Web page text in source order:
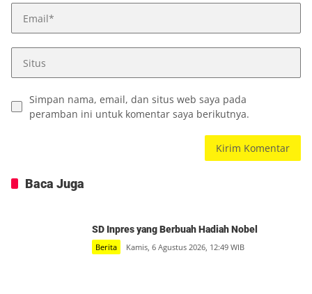
Simpan nama, email, dan situs web saya pada
peramban ini untuk komentar saya berikutnya.
Baca Juga
SD Inpres yang Berbuah Hadiah Nobel
Berita Kamis, 6 Agustus 2026, 12:49 WIB